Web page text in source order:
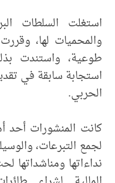
استغلت السلطات
والمحميات لها،
طوعية، واستندت
استجابة سابقة في
الحربي.
كانت المنشورات أحد
لجمع التبرعات،
نداءاتها ومناشداتها